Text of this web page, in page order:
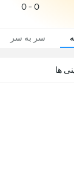
0 - 0
سر به سر
ها